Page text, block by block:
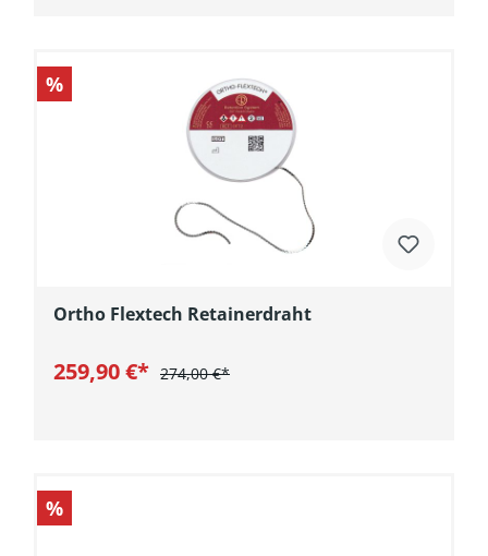
%
Ortho Flextech Retainerdraht
259,90 €* 274,00 €*
%